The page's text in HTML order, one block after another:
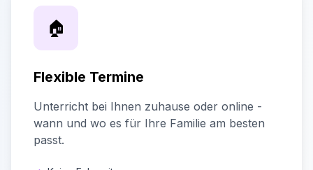
🏠
Flexible Termine
Unterricht bei Ihnen zuhause oder online -
wann und wo es für Ihre Familie am besten
passt.